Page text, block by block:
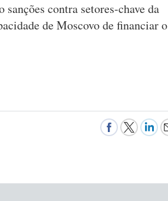
contra setores-chave da
de Moscovo de financiar o